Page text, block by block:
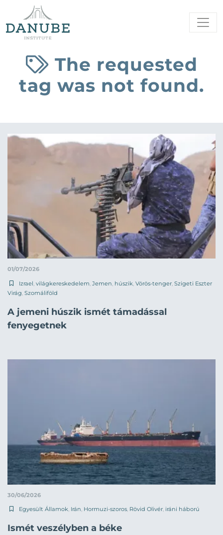
The requested
tag was not found.
01/07/2026
Izrael világkereskedelem Jemen húszik Vörös-tenger Szigeti Eszter
Virág Szomáliföld
A jemeni húszik ismét támadással
fenyegetnek
30/06/2026
Egyesült Államok Irán Hormuzi-szoros Rövid Olivér iráni háború
Ismét veszélyben a béke